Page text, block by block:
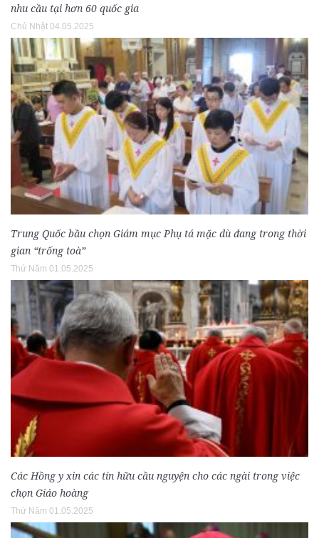
nhu cầu tại hơn 60 quốc gia
Chủ Nhật 04.05.2025
Trung Quốc bầu chọn Giám mục Phụ tá mặc dù đang trong thời
gian “trống toà”
Thứ Năm 01.05.2025
Các Hồng y xin các tín hữu cầu nguyện cho các ngài trong việc
chọn Giáo hoàng
Thứ Năm 01.05.2025